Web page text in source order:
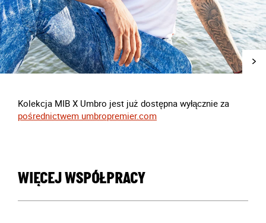
Kolekcja MIB X Umbro jest już dostępna wyłącznie za
pośrednictwem umbropremier.com
WIĘCEJ WSPÓŁPRACY